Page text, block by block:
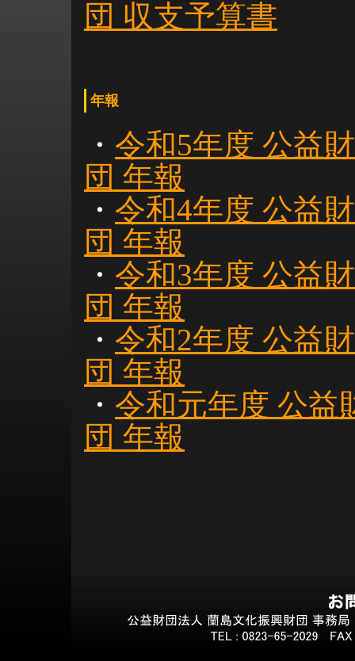
団 収支予算書
年報
・ 令和5年度 公益
団 年報
・ 令和4年度 公益
団 年報
・ 令和3年度 公益
団 年報
・ 令和2年度 公益
団 年報
・ 令和元年度 公益
団 年報